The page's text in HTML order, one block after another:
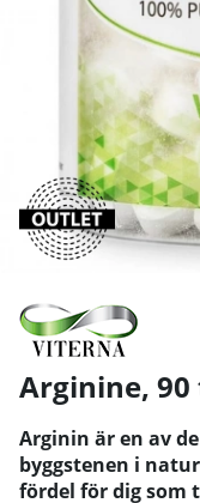
Arginine,
Arginin är en av
byggstenen i
fördel för dig som